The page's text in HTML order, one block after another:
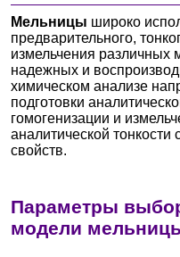
Производители
Партнеры
Технический сервис
Доставка и оплата
Контакты
Мельницы широко
предварительного,
измельчения различных
надежных и
химическом анализе
подготовки
гомогенизации и
аналитической
свойств.
Параметры
модели